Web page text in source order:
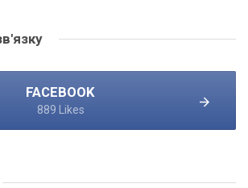
FACEBOOK
889 Likes